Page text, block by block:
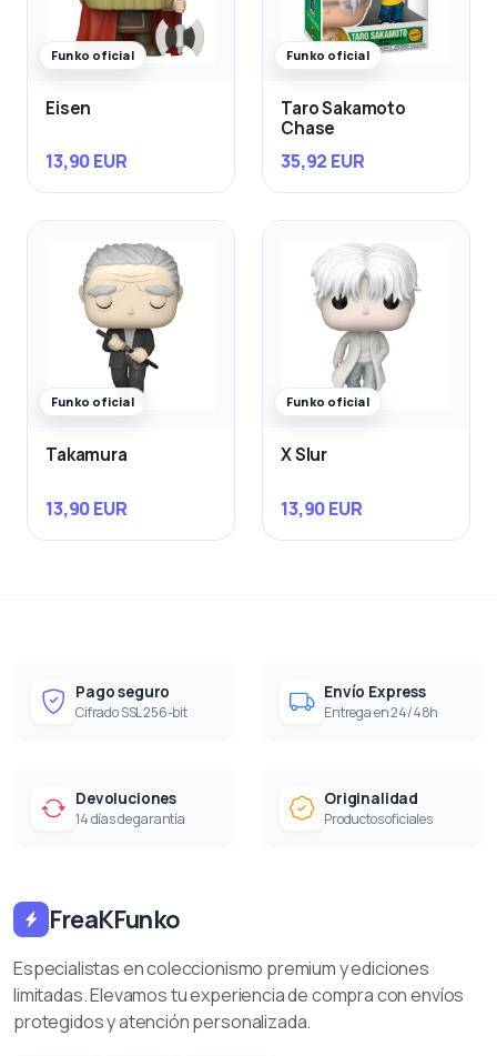
Funko oficial
Eisen
13,90 EUR
Funko oficial
Taro Sakamoto
Chase
35,92 EUR
Funko oficial
Takamura
13,90 EUR
Funko oficial
X Slur
13,90 EUR
Pago seguro
Cifrado SSL 256-bit
Envío Express
Entrega en 24/48h
Devoluciones
14 días de garantía
Originalidad
Productos oficiales
FreaKFunko
Especialistas en coleccionismo premium y ediciones
limitadas. Elevamos tu experiencia de compra con envíos
protegidos y atención personalizada.